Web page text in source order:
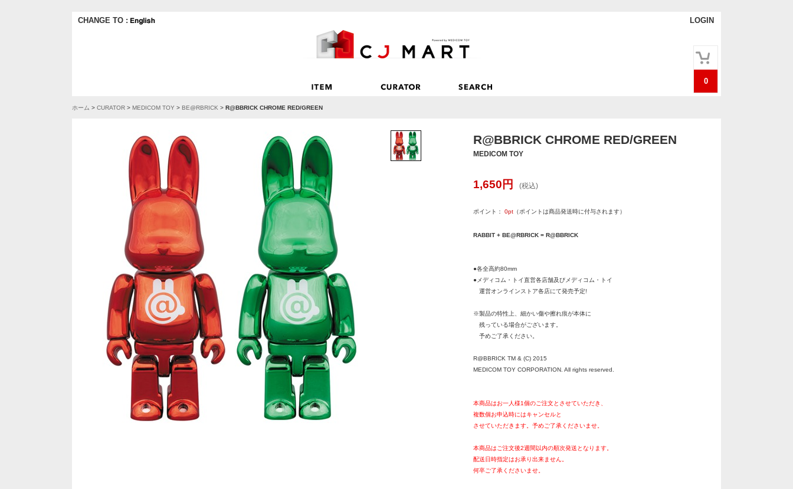
CHANGE TO : LOGIN
0
ホーム > CURATOR > MEDICOM TOY > BE@RBRICK > R@BBRICK CHROME RED/GREEN
R@BBRICK CHROME RED/GREEN
MEDICOM TOY
1,650 円 (税込)
ポイント： 0pt （ポイントは商品発送時に付与されます）
RABBIT + BE@RBRICK = R@BBRICK
●各全高約80mm
●メディコム・トイ直営各店舗及びメディコム・トイ
運営オンラインストア各店にて発売予定!
※製品の特性上、細かい傷や擦れ痕が本体に
残っている場合がございます。
予めご了承ください。
R@BBRICK TM & (C) 2015
MEDICOM TOY CORPORATION. All rights reserved.
本商品はお一人様1個のご注文とさせていただき、
複数個お申込時にはキャンセルと
させていただきます。予めご了承くださいませ。
本商品はご注文後2週間以内の順次発送となります。
配送日時指定はお承り出来ません。
何卒ご了承くださいませ。